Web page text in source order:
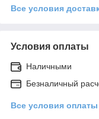
Все условия
Условия оплаты
Наличными
Безналичный
Все условия оплаты